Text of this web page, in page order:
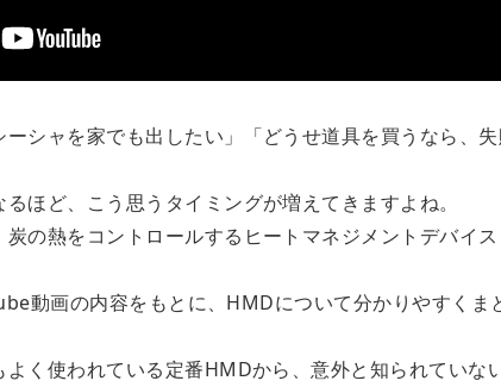
ーシャを家でも出したい」「どうせ道具を買うなら、失
ほど、こう思うタイミングが増えてきますよね。
の熱をコントロールするヒートマネジメントデバイ
動画の内容をもとに、HMDについて分かりやすくま
よく使われている定番HMDから、意外と知られていな